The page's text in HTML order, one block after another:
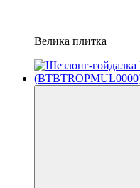
Велика плитка